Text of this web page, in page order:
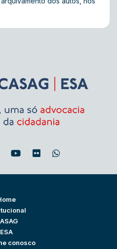
ESA
conosco